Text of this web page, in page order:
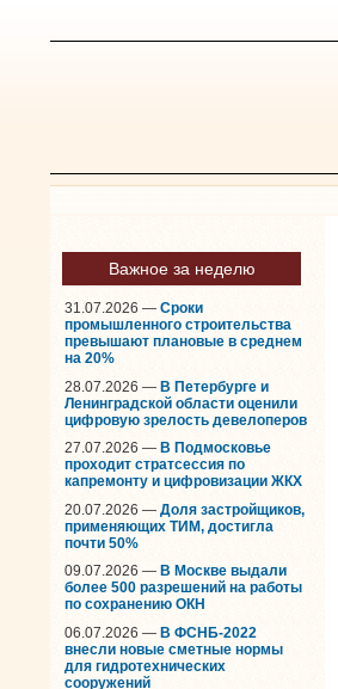
Важное за неделю
31.07.2026 — Сроки
промышленного строительства
превышают плановые в среднем
на 20%
28.07.2026 — В Петербурге и
Ленинградской области оценили
цифровую зрелость девелоперов
27.07.2026 — В Подмосковье
проходит стратсессия по
капремонту и цифровизации ЖКХ
20.07.2026 — Доля застройщиков,
применяющих ТИМ, достигла
почти 50%
09.07.2026 — В Москве выдали
более 500 разрешений на работы
по сохранению ОКН
06.07.2026 — В ФСНБ-2022
внесли новые сметные нормы
для гидротехнических
сооружений